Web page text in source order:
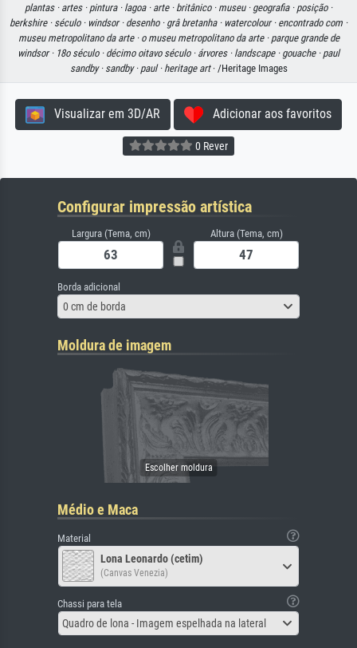
plantas · artes · pintura · lagoa · arte · britânico · museu · geografia · posição ·
berkshire · século · windsor · desenho · grâ bretanha · watercolour · encontrado com ·
museu metropolitano da arte · o museu metropolitano da arte · parque grande de
windsor · 18o século · décimo oitavo século · árvores · landscape · gouache · paul
sandby · sandby · paul · heritage art· /Heritage Images
Visualizar em 3D/AR Adicionar aos favoritos
0 Rever
Configurar impressão artística
Largura (Tema, cm) Altura (Tema, cm)
Borda adicional
0 cm de borda
Moldura de imagem
Médio e Maca
Material
Lona Leonardo (cetim)
(Canvas Venezia)
Chassi para tela
Quadro de lona - Imagem espelhada na lateral